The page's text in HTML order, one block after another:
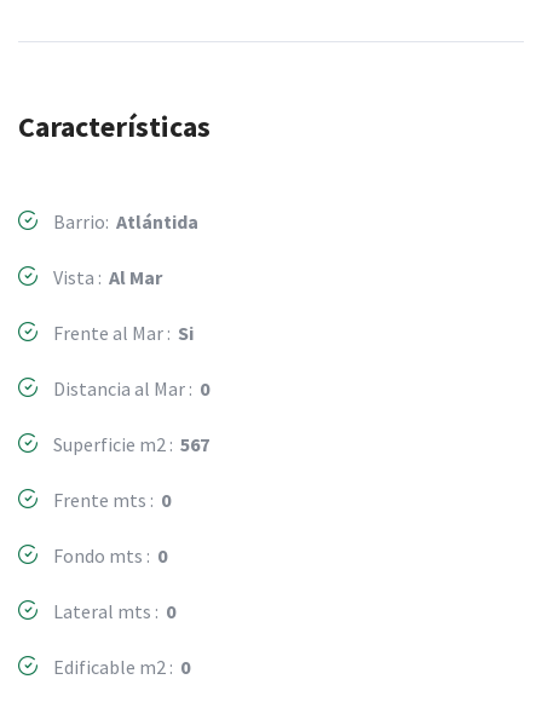
Características
Barrio: Atlántida
Vista : Al Mar
Frente al Mar : Si
Distancia al Mar : 0
Superficie m2 : 567
Frente mts : 0
Fondo mts : 0
Lateral mts : 0
Edificable m2 : 0